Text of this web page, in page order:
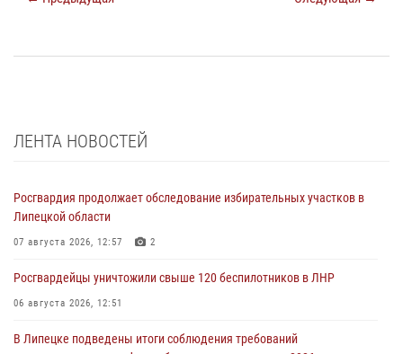
ЛЕНТА НОВОСТЕЙ
Росгвардия продолжает обследование избирательных участков в
Липецкой области
07 августа 2026, 12:57 2
Росгвардейцы уничтожили свыше 120 беспилотников в ЛНР
06 августа 2026, 12:51
В Липецке подведены итоги соблюдения требований